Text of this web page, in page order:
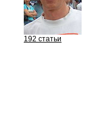
192 статьи